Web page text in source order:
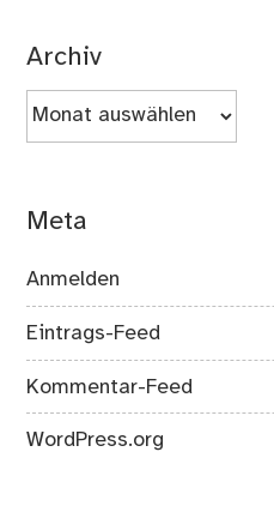
Archiv
Archiv
Meta
Anmelden
Eintrags-Feed
Kommentar-Feed
WordPress.org